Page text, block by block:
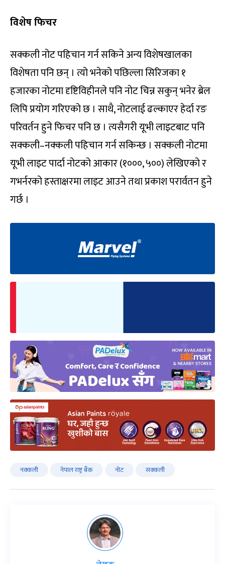
विशेष फिचर
सक्कली नोट पहिचान गर्न सकिने अन्य विशेषखालका
विशेषता पनि छन् । त्यो भनेको पछिल्ला सिरिजका १
हजारका नोटमा दृष्टिविहीनले पनि नोट चिन्न सकुन् भनेर ब्रेल
लिपि प्रयोग गरिएको छ । साथै, नोटलाई ढल्काएर हेर्दा रङ
परिवर्तन हुने फिचर पनि छ । त्यसैगरी यूभी लाइटबाट पनि
सक्कली–नक्कली पहिचान गर्न सकिन्छ । सक्कली नोटमा
यूभी लाइट पार्दा नोटको आकार (१०००, ५००) लेखिएको र
गभर्नरको हस्ताक्षरमा लाइट आउने तथा प्रकाश परार्वतन हुने
गर्छ ।
नक्कली नेपाल राष्ट्र बैंक नोट सक्कली